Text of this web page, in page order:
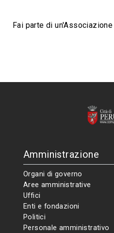
Fai parte di
Amministrazione
Organi di governo
Aree amministrative
Uffici
Enti e fondazioni
Politici
Personale amministrativo